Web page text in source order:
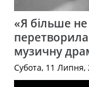
«Я більше
музичну
Субота, 11 Липня,